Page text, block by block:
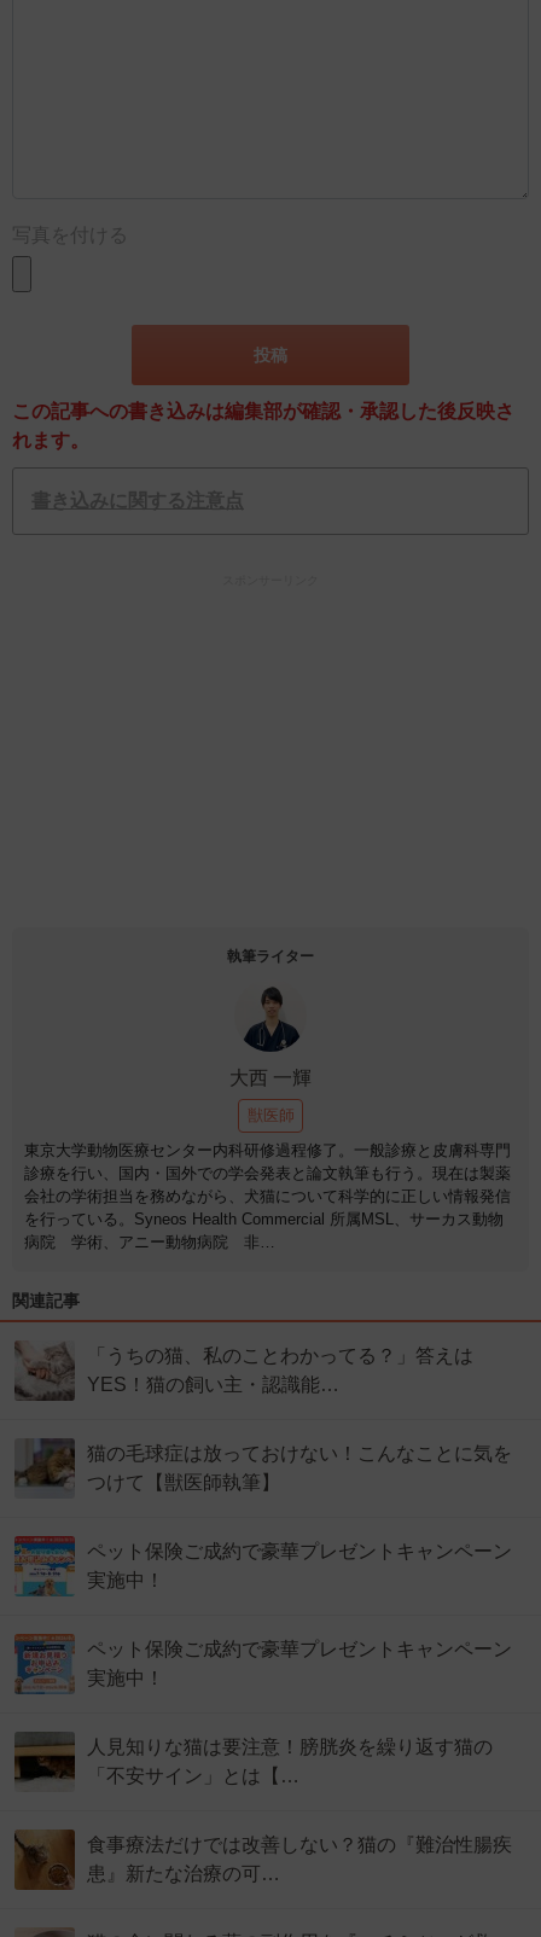
写真を付ける
この記事への書き込みは編集部が確認・承認した後反映さ
れます。
書き込みに関する注意点
執筆ライター
大西 一輝
獣医師
東京大学動物医療センター内科研修過程修了。一般診療と皮膚科専門
診療を行い、国内・国外での学会発表と論文執筆も行う。現在は製薬
会社の学術担当を務めながら、犬猫について科学的に正しい情報発信
を行っている。Syneos Health Commercial 所属MSL、サーカス動物
病院 学術、アニー動物病院 非…
関連記事
「うちの猫、私のことわかってる？」答えは
YES！猫の飼い主・認識能…
猫の毛球症は放っておけない！こんなことに気を
つけて【獣医師執筆】
ペット保険ご成約で豪華プレゼントキャンペーン
実施中！
ペット保険ご成約で豪華プレゼントキャンペーン
実施中！
人見知りな猫は要注意！膀胱炎を繰り返す猫の
「不安サイン」とは【…
食事療法だけでは改善しない？猫の『難治性腸疾
患』新たな治療の可…